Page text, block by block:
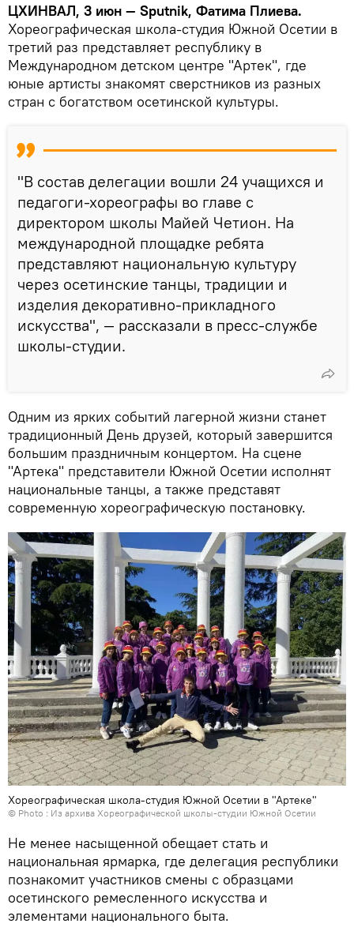
ЦХИНВАЛ, 3 июн — Sputnik, Фатима Плиева.
Хореографическая школа-студия Южной Осетии в
третий раз представляет республику в
Международном детском центре "Артек", где
юные артисты знакомят сверстников из разных
стран с богатством осетинской культуры.
"В состав делегации вошли 24 учащихся и
педагоги-хореографы во главе с
директором школы Майей Четион. На
международной площадке ребята
представляют национальную культуру
через осетинские танцы, традиции и
изделия декоративно-прикладного
искусства", — рассказали в пресс-службе
школы-студии.
Одним из ярких событий лагерной жизни станет
традиционный День друзей, который завершится
большим праздничным концертом. На сцене
"Артека" представители Южной Осетии исполнят
национальные танцы, а также представят
современную хореографическую постановку.
Хореографическая школа-студия Южной Осетии в "Артеке"
© Photo : Из архива Хореографической школы-студии Южной Осетии
Не менее насыщенной обещает стать и
национальная ярмарка, где делегация республики
познакомит участников смены с образцами
осетинского ремесленного искусства и
элементами национального быта.